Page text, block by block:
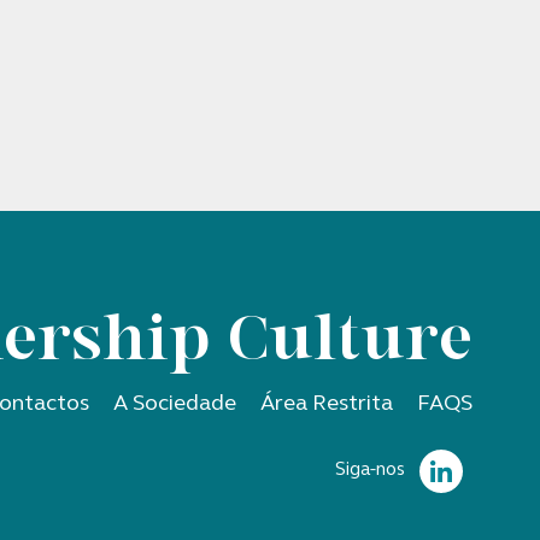
Culture
A Sociedade Área Restrita FAQS
Siga-nos